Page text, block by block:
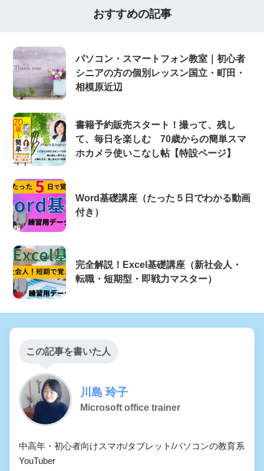
おすすめの記事
パソコン・スマートフォン教室｜初心者
シニアの方の個別レッスン国立・町田・
相模原近辺
書籍予約販売スタート！撮って、残し
て、毎日を楽しむ 70歳からの簡単スマ
ホカメラ使いこなし帖【特設ページ】
Word基礎講座（たった５日でわかる動画
付き）
完全解説！Excel基礎講座（新社会人・
転職・短期型・即戦力マスター）
この記事を書いた人
川島 玲子
Microsoft office trainer
中高年・初心者向けスマホ/タブレット/パソコンの教育系
YouTuber